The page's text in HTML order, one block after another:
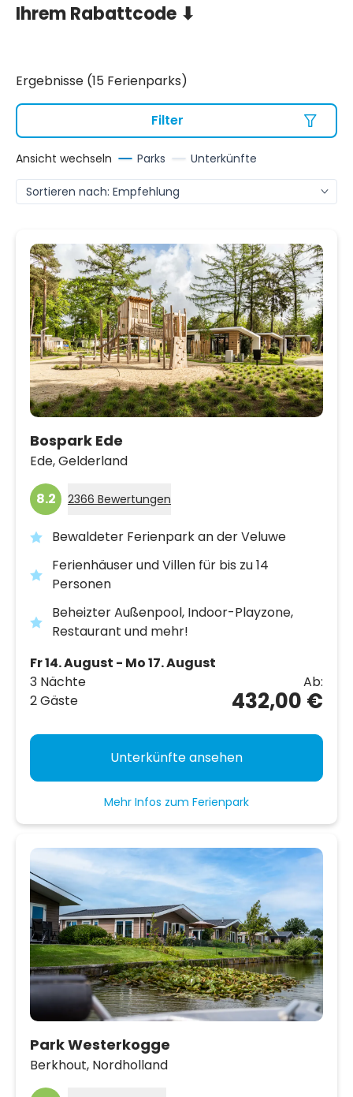
Ihrem Rabattcode ⬇
Ergebnisse (15 Ferienparks)
Filter
Ansicht wechseln Parks Unterkünfte
Bospark Ede
Ede,Gelderland
8.2 2366 Bewertungen
Bewaldeter Ferienpark an der Veluwe
Ferienhäuser und Villen für bis zu 14
Personen
Beheizter Außenpool, Indoor-Playzone,
Restaurant und mehr!
Fr 14. August - Mo 17. August
3 Nächte
2 Gäste
Ab:
432,00 €
Unterkünfte ansehen
Mehr Infos zum Ferienpark
Park Westerkogge
Berkhout, Nordholland